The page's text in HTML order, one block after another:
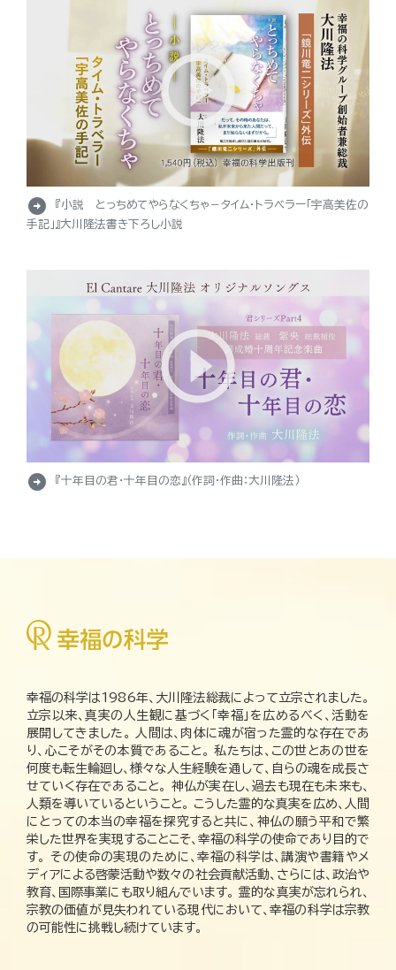
arrow_circle_right
『小説 とっちめてやらなくちゃ－タイム・トラベラー「宇高美佐の
手記」』大川隆法書き下ろし小説
arrow_circle_right 『十年目の君・十年目の恋』（作詞・作曲：大川隆法）
幸福の科学は1986年、大川隆法総裁によって立宗されました。
立宗以来、真実の人生観に基づく「幸福」を広めるべく、活動を
展開してきました。 人間は、肉体に魂が宿った霊的な存在であ
り、心こそがその本質であること。 私たちは、この世とあの世を
何度も転生輪廻し、様々な人生経験を通して、自らの魂を成長さ
せていく存在であること。 神仏が実在し、過去も現在も未来も、
人類を導いているということ。 こうした霊的な真実を広め、人間
にとっての本当の幸福を探究すると共に、神仏の願う平和で繁
栄した世界を実現することこそ、幸福の科学の使命であり目的で
す。 その使命の実現のために、幸福の科学は、講演や書籍やメ
ディアによる啓蒙活動や数々の社会貢献活動、さらには、政治や
教育、国際事業にも取り組んでいます。 霊的な真実が忘れられ、
宗教の価値が見失われている現代において、幸福の科学は宗教
の可能性に挑戦し続けています。